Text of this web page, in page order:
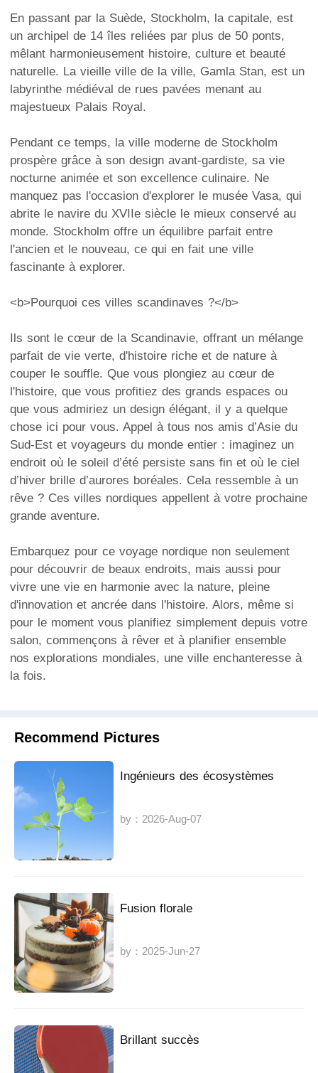
En passant par la Suède, Stockholm, la capitale, est
un archipel de 14 îles reliées par plus de 50 ponts,
mêlant harmonieusement histoire, culture et beauté
naturelle. La vieille ville de la ville, Gamla Stan, est un
labyrinthe médiéval de rues pavées menant au
majestueux Palais Royal.
Pendant ce temps, la ville moderne de Stockholm
prospère grâce à son design avant-gardiste, sa vie
nocturne animée et son excellence culinaire. Ne
manquez pas l'occasion d'explorer le musée Vasa, qui
abrite le navire du XVIIe siècle le mieux conservé au
monde. Stockholm offre un équilibre parfait entre
l'ancien et le nouveau, ce qui en fait une ville
fascinante à explorer.
<b>Pourquoi ces villes scandinaves ?</b>
Ils sont le cœur de la Scandinavie, offrant un mélange
parfait de vie verte, d'histoire riche et de nature à
couper le souffle. Que vous plongiez au cœur de
l'histoire, que vous profitiez des grands espaces ou
que vous admiriez un design élégant, il y a quelque
chose ici pour vous. Appel à tous nos amis d’Asie du
Sud-Est et voyageurs du monde entier : imaginez un
endroit où le soleil d’été persiste sans fin et où le ciel
d’hiver brille d’aurores boréales. Cela ressemble à un
rêve ? Ces villes nordiques appellent à votre prochaine
grande aventure.
Embarquez pour ce voyage nordique non seulement
pour découvrir de beaux endroits, mais aussi pour
vivre une vie en harmonie avec la nature, pleine
d'innovation et ancrée dans l'histoire. Alors, même si
pour le moment vous planifiez simplement depuis votre
salon, commençons à rêver et à planifier ensemble
nos explorations mondiales, une ville enchanteresse à
la fois.
Recommend Pictures
Ingénieurs des écosystèmes
by：2026-Aug-07
Fusion florale
by：2025-Jun-27
Brillant succès